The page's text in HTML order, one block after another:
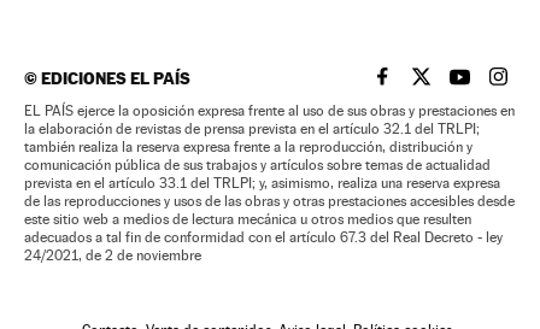
©EDICIONES EL PAÍS EL PAÍS BRASIL EN
EL PAÍSEL PAÍS
EL
EL PAÍS ejerce la oposición expresa frente al uso de sus obras y prestaciones en
la elaboración de revistas de prensa prevista en el artículo 32.1 del TRLPI;
también realiza la reserva expresa frente a la reproducción, distribución y
comunicación pública de sus trabajos y artículos sobre temas de actualidad
prevista en el artículo 33.1 del TRLPI; y, asimismo, realiza una reserva expresa
de las reproducciones y usos de las obras y otras prestaciones accesibles desde
este sitio web a medios de lectura mecánica u otros medios que resulten
adecuados a tal fin de conformidad con el artículo 67.3 del Real Decreto - ley
24/2021, de 2 de noviembre